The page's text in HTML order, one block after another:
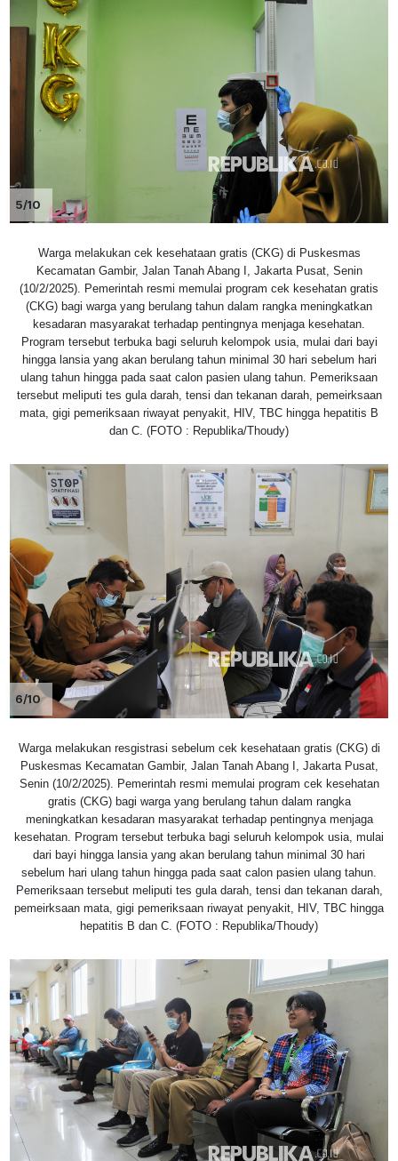
5/10
Warga melakukan cek kesehataan gratis (CKG) di Puskesmas
Kecamatan Gambir, Jalan Tanah Abang I, Jakarta Pusat, Senin
(10/2/2025). Pemerintah resmi memulai program cek kesehatan gratis
(CKG) bagi warga yang berulang tahun dalam rangka meningkatkan
kesadaran masyarakat terhadap pentingnya menjaga kesehatan.
Program tersebut terbuka bagi seluruh kelompok usia, mulai dari bayi
hingga lansia yang akan berulang tahun minimal 30 hari sebelum hari
ulang tahun hingga pada saat calon pasien ulang tahun. Pemeriksaan
tersebut meliputi tes gula darah, tensi dan tekanan darah, pemeirksaan
mata, gigi pemeriksaan riwayat penyakit, HIV, TBC hingga hepatitis B
dan C. (FOTO : Republika/Thoudy)
6/10
Warga melakukan resgistrasi sebelum cek kesehataan gratis (CKG) di
Puskesmas Kecamatan Gambir, Jalan Tanah Abang I, Jakarta Pusat,
Senin (10/2/2025). Pemerintah resmi memulai program cek kesehatan
gratis (CKG) bagi warga yang berulang tahun dalam rangka
meningkatkan kesadaran masyarakat terhadap pentingnya menjaga
kesehatan. Program tersebut terbuka bagi seluruh kelompok usia, mulai
dari bayi hingga lansia yang akan berulang tahun minimal 30 hari
sebelum hari ulang tahun hingga pada saat calon pasien ulang tahun.
Pemeriksaan tersebut meliputi tes gula darah, tensi dan tekanan darah,
pemeirksaan mata, gigi pemeriksaan riwayat penyakit, HIV, TBC hingga
hepatitis B dan C. (FOTO : Republika/Thoudy)